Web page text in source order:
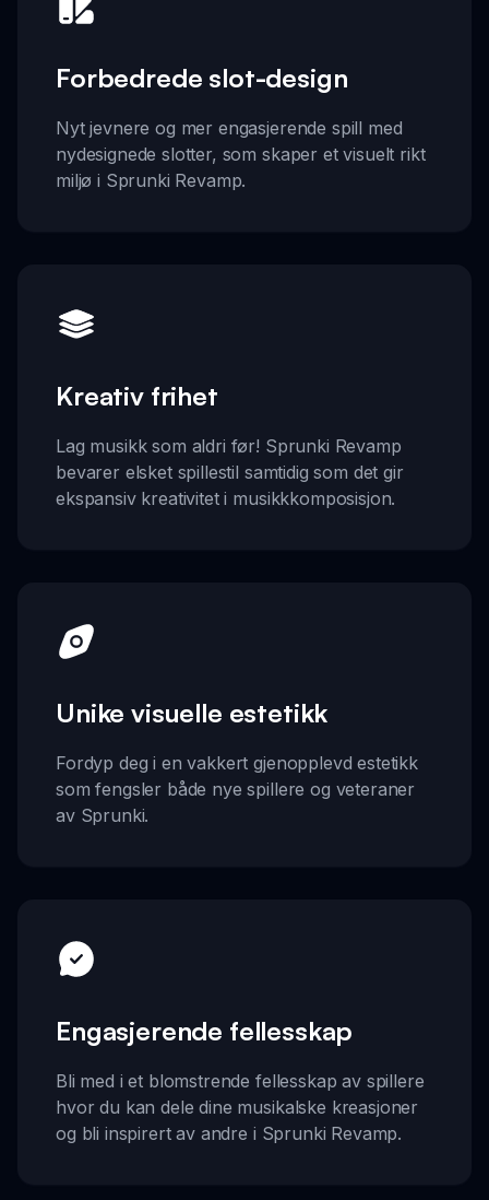
Forbedrede slot-design
Nyt jevnere og mer engasjerende spill med
nydesignede slotter, som skaper et visuelt rikt
miljø i Sprunki Revamp.
Kreativ frihet
Lag musikk som aldri før! Sprunki Revamp
bevarer elsket spillestil samtidig som det gir
ekspansiv kreativitet i musikkkomposisjon.
Unike visuelle estetikk
Fordyp deg i en vakkert gjenopplevd estetikk
som fengsler både nye spillere og veteraner
av Sprunki.
Engasjerende fellesskap
Bli med i et blomstrende fellesskap av spillere
hvor du kan dele dine musikalske kreasjoner
og bli inspirert av andre i Sprunki Revamp.